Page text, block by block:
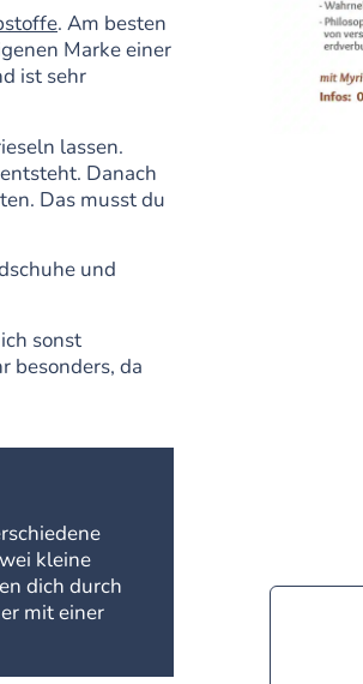
. Am besten
Marke einer
ist sehr
lassen.
Danach
Das musst du
und
sonst
besonders, da
kleine
dich durch
mit einer